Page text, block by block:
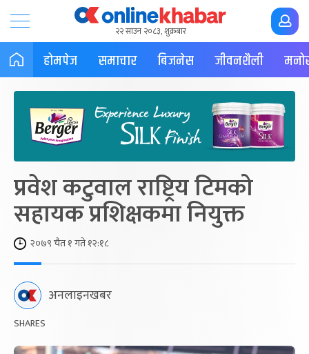
२२ साउन २०८३, शुक्रबार
होमपेज समाचार बिजनेस जीवनशैली
प्रवेश कटुवाल राष्ट्रिय टिमको
सहायक प्रशिक्षकमा नियुक्त
२०७९ चैत १ गते १२:१८
अनलाइनखबर
SHARES